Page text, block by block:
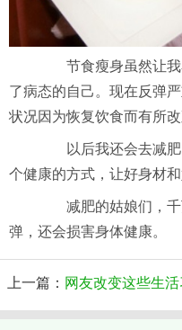
节食瘦身虽然让我
了病态的自己。现在反弹
状况因为恢复饮食而有所
以后我还会去减肥
个健康的方式，让好身材和
减肥的姑娘们，千
弹，还会损害身体健康。
上一篇： 网友改变这些生